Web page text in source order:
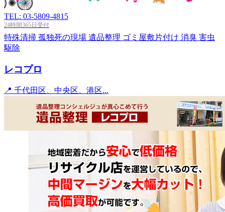
TEL: 03-5809-4815
24時間365日受付
特殊清掃 孤独死の現場 遺品整理 ゴミ屋敷片付け 消臭 害虫
駆除
レコプロ
📍 千代田区、中央区、港区...